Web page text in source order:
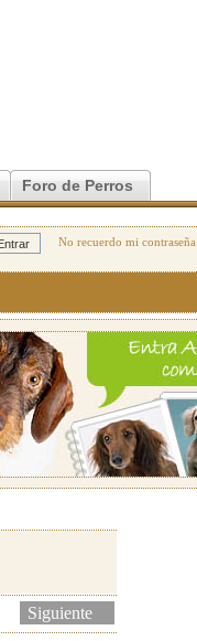
Foro de Perros
No recuerdo mi contraseña
Siguiente